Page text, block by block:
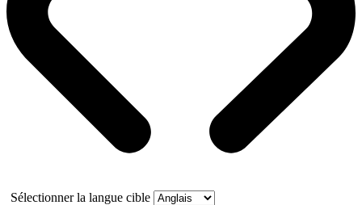
Sélectionner la langue cible